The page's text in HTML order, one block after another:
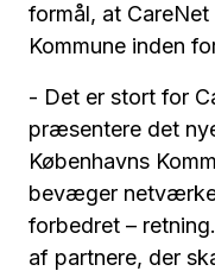
formål, at
Kommune inden
- Det er stort for
præsentere det
Københavns
bevæger
forbedret –
af partnere, der